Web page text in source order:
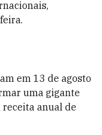
em 13 de agosto
uma gigante
receita anual de